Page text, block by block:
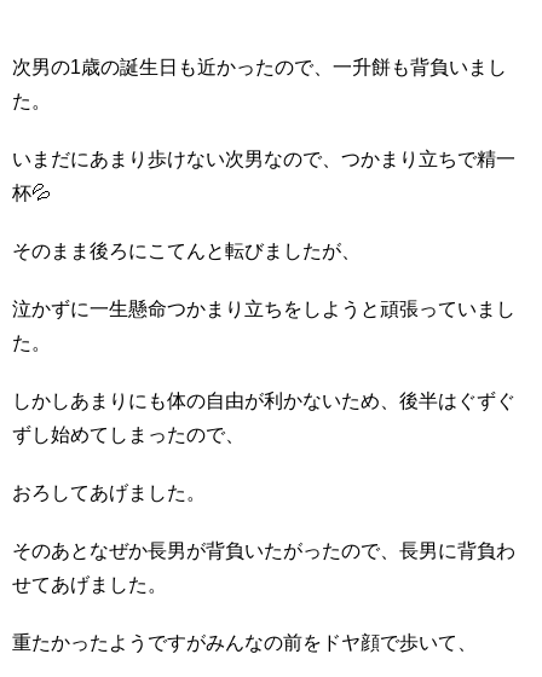
次男の1歳の誕生日も近かったので、一升餅も背負いまし
た。
いまだにあまり歩けない次男なので、つかまり立ちで精一
杯💦
そのまま後ろにこてんと転びましたが、
泣かずに一生懸命つかまり立ちをしようと頑張っていまし
た。
しかしあまりにも体の自由が利かないため、後半はぐずぐ
ずし始めてしまったので、
おろしてあげました。
そのあとなぜか長男が背負いたがったので、長男に背負わ
せてあげました。
重たかったようですがみんなの前をドヤ顔で歩いて、